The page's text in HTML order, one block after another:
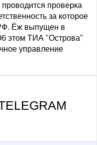
проверка
за которое
Ёж выпущен в
этом ТИА "Острова"
управление